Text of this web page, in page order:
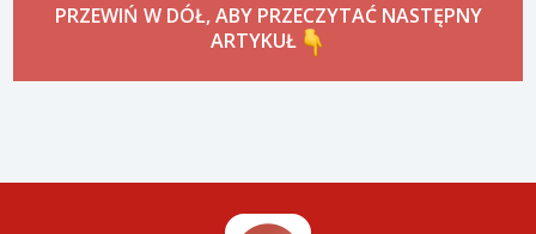
PRZEWIŃ W DÓŁ, ABY PRZECZYTAĆ NASTĘPNY
ARTYKUŁ